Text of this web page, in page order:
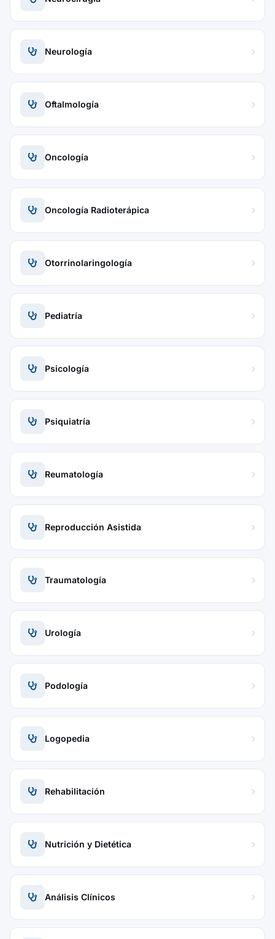
Neurología
Oftalmología
Oncología
Oncología Radioterápica
Otorrinolaringología
Pediatría
Psicología
Psiquiatría
Reumatología
Reproducción Asistida
Traumatología
Urología
Podología
Logopedia
Rehabilitación
Nutrición y Dietética
Análisis Clínicos